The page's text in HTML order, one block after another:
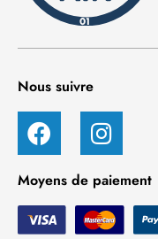
Nous suivre
Moyens de paiement